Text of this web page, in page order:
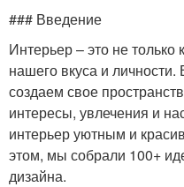
### Введение
Интерьер – это не
нашего вкуса и
создаем свое
интересы, увлечения и
интерьер уютным и
этом, мы собрали 100+
дизайна.